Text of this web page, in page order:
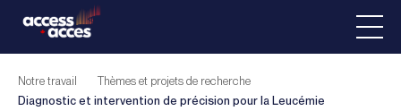
Notre travail
Thèmes et projets de recherche
Diagnostic et intervention de précision pour la Leucémie